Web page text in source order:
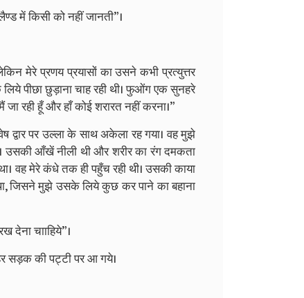
में किसी को नहीं जानती”।
मेरे प्रणय प्रयासों का उसने कभी प्रत्युत्तर
पीछा छुड़ाना चाह रही थी। फुओंग एक सुनहरे
रही हूँ और हाँ कोई शरारत नहीं करना।”
पर उल्ला के साथ अकेला रह गया। वह मुझे
उसकी आँखें नीली थी और शरीर का रंग दमकता
वह मेरे कंधे तक ही पहुँच रही थी। उसकी काया
जिसने मुझे उसके लिये कुछ कर पाने का बहाना
चााहिये”।
सड़क की पट्टी पर आ गये।